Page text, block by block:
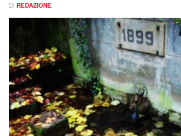
DI REDAZIONE